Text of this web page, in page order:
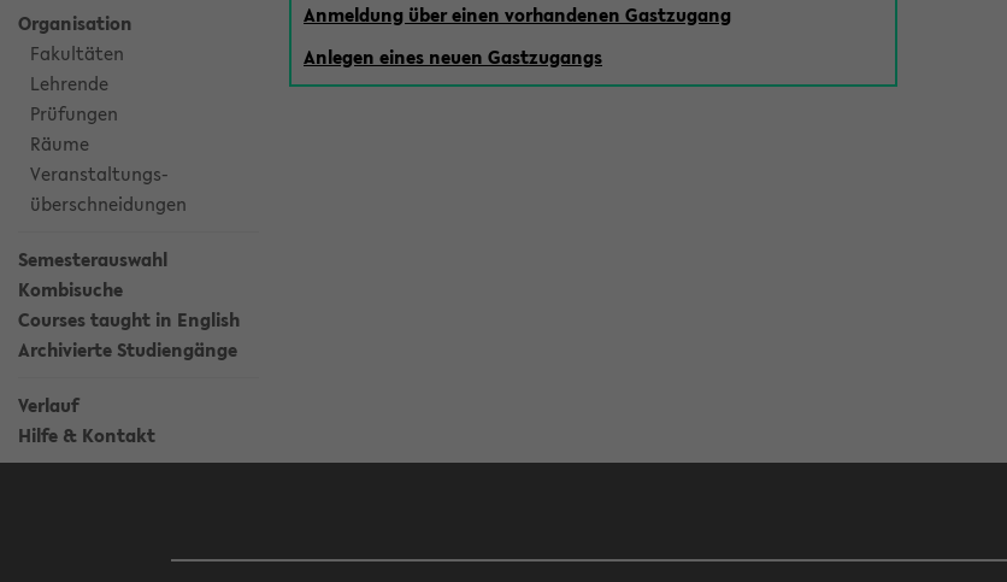
Organisation
Fakultäten
Lehrende
Prüfungen
Räume
Veranstaltungs-
überschneidungen
Semesterauswahl
Kombisuche
Courses taught in English
Archivierte Studiengänge
Verlauf
Hilfe & Kontakt
Anmeldung über einen vorhandenen Gastzugang
Anlegen eines neuen Gastzugangs